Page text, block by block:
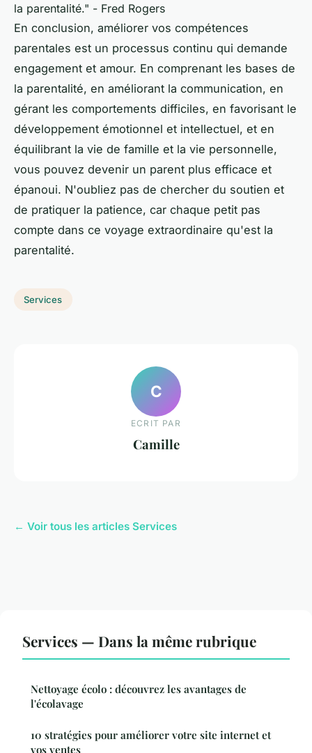
la parentalité." - Fred Rogers
En conclusion, améliorer vos compétences
parentales est un processus continu qui demande
engagement et amour. En comprenant les bases de
la parentalité, en améliorant la communication, en
gérant les comportements difficiles, en favorisant le
développement émotionnel et intellectuel, et en
équilibrant la vie de famille et la vie personnelle,
vous pouvez devenir un parent plus efficace et
épanoui. N'oubliez pas de chercher du soutien et
de pratiquer la patience, car chaque petit pas
compte dans ce voyage extraordinaire qu'est la
parentalité.
Services
C
ECRIT PAR
Camille
← Voir tous les articles Services
Services — Dans la même rubrique
Nettoyage écolo : découvrez les avantages de
l'écolavage
10 stratégies pour améliorer votre site internet et
vos ventes